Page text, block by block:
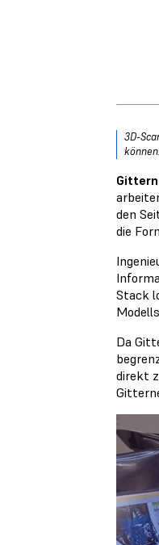
3D-
können.
den
die
Stack
Da
direkt